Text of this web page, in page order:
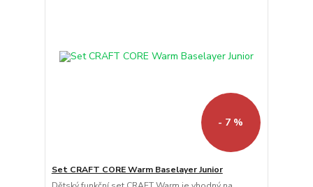
- 7 %
Set CRAFT CORE Warm Baselayer Junior